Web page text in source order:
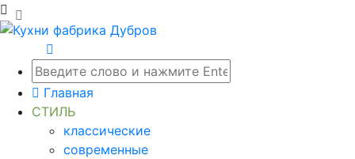
Главная
СТИЛЬ
классические
современные